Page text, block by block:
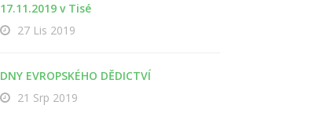
17.11.2019 v Tisé
27 Lis 2019
DNY EVROPSKÉHO DĚDICTVÍ
21 Srp 2019